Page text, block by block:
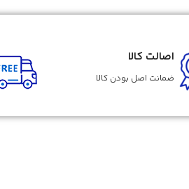
اصالت کالا
ضمانت اصل بودن کالا